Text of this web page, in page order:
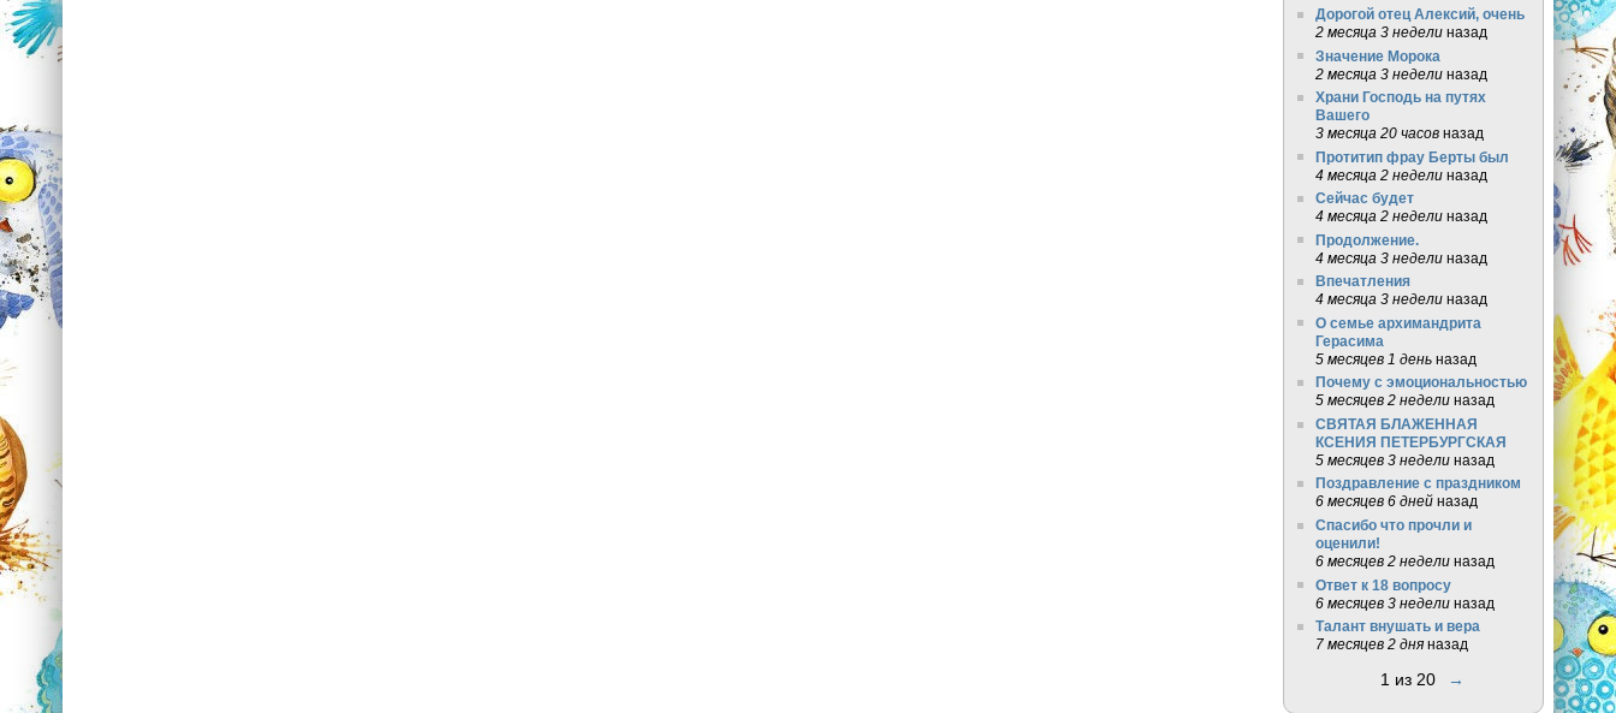
Дорогой отец Алексий, очень
2 месяца 3 неделиназад
Значение Морока
2 месяца 3 неделиназад
Храни Господь на путях
Вашего
3 месяца 20 часовназад
Протитип фрау Берты был
4 месяца 2 неделиназад
Сейчас будет
4 месяца 2 неделиназад
Продолжение.
4 месяца 3 неделиназад
Впечатления
4 месяца 3 неделиназад
О семье архимандрита
Герасима
5 месяцев 1 деньназад
Почему с эмоциональностью
5 месяцев 2 неделиназад
СВЯТАЯ БЛАЖЕННАЯ
КСЕНИЯ ПЕТЕРБУРГСКАЯ
5 месяцев 3 неделиназад
Поздравление с праздником
6 месяцев 6 днейназад
Спасибо что прочли и
оценили!
6 месяцев 2 неделиназад
Ответ к 18 вопросу
6 месяцев 3 неделиназад
Талант внушать и вера
7 месяцев 2 дняназад
1 из 20 →